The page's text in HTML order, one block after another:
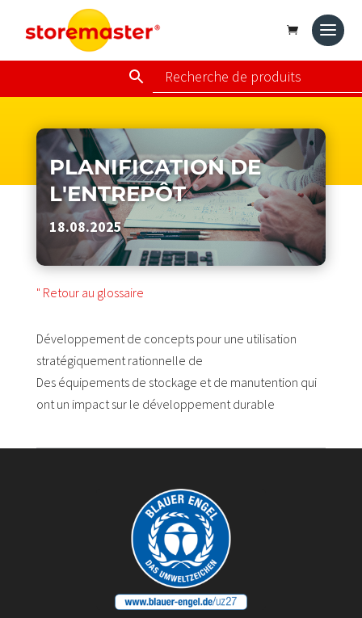
PLANIFICATION DE
L'ENTREPÔT
18.08.2025
" Retour au glossaire
Développement de concepts pour une utilisation
stratégiquement rationnelle de
Des équipements de stockage et de manutention qui
ont un impact sur le développement durable